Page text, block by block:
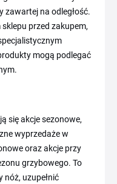
zawartej na odległość.
przed zakupem,
mogą podlegać
się akcje sezonowe,
wyprzedaże w
oraz akcje przy
grzybowego. To
nóż, uzupełnić